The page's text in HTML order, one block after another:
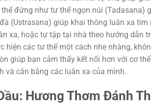
đứng như tư thế ngọn núi (Tadasana)
(Ustrasana) giúp khai thông luân xa
xa, hoặc tự tập tại nhà theo hướng dẫn
hiện các tư thế một cách nhẹ nhàng,
giúp bạn cảm thấy kết nối hơn với cơ
và cân bằng các luân xa của mình.
Hương Thơm Đánh